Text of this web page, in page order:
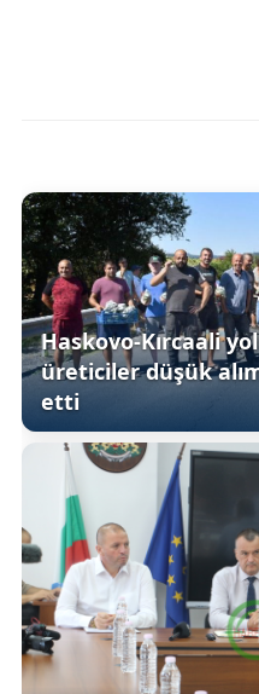
Haskovo-Kırcaali
üreticiler düşük
etti